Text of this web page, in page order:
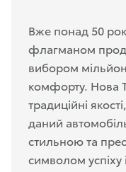
Вже понад 50
флагманом
вибором
комфорту. Нова
традиційні
даний
стильною та
символом успіху